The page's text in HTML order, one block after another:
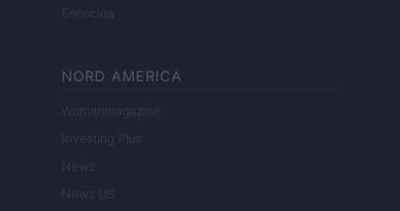
Encocina
NORD AMERICA
Womanmagazine
Investing Plus
Newz
Newz US